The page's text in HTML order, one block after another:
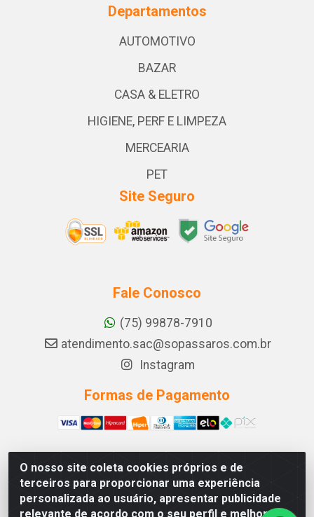
O nosso site coleta cookies próprios e de
terceiros para proporcionar uma experiência
personalizada ao usuário, apresentar publicidade
relevante de acordo com o seu perfil e melhorar a
Departamentos
AUTOMOTIVO
BAZAR
CASA & ELETRO
HIGIENE, PERF E LIMPEZA
MERCEARIA
PET
Site Seguro
Fale Conosco
(75) 99878-7910
atendimento.sac@sopassaros.com.br
Instagram
Formas de Pagamento
A PINA DOS SANTOS DELEZZOTTE LTDA - RODOVIA BA
233, 27 - ZONA RURAL, ITABERABA/BA - CEP 46.880-
000 - CNPJ 30.578.948/0001-90